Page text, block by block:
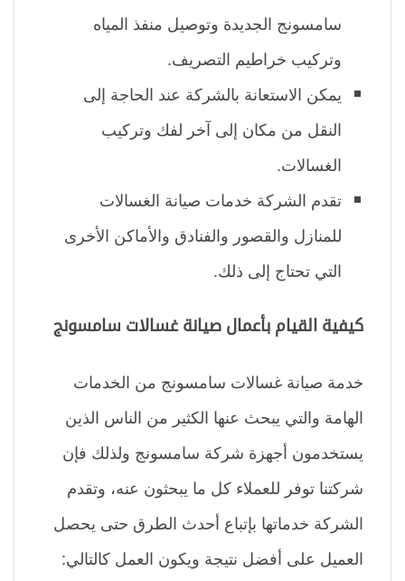
سامسونج الجديدة وتوصيل منفذ المياه
وتركيب خراطيم التصريف.
يمكن الاستعانة بالشركة عند الحاجة إلى
النقل من مكان إلى آخر لفك وتركيب
الغسالات.
تقدم الشركة خدمات صيانة الغسالات
للمنازل والقصور والفنادق والأماكن الأخرى
التي تحتاج إلى ذلك.
كيفية القيام بأعمال صيانة غسالات سامسونج
خدمة صيانة غسالات سامسونج من الخدمات
الهامة والتي يبحث عنها الكثير من الناس الذين
يستخدمون أجهزة شركة سامسونج ولذلك فإن
شركتنا توفر للعملاء كل ما يبحثون عنه، وتقدم
الشركة خدماتها بإتباع أحدث الطرق حتى يحصل
العميل على أفضل نتيجة ويكون العمل كالتالي: